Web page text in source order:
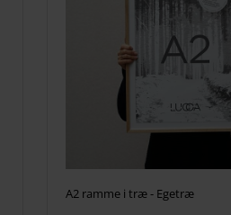
A2 ramme i træ - Egetræ